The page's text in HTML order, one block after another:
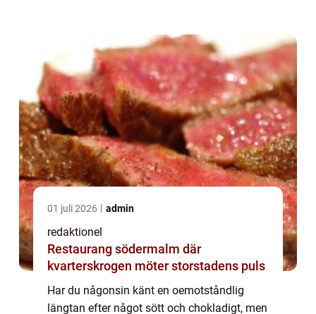
01 juli 2026 admin
redaktionel
Restaurang södermalm där
kvarterskrogen möter storstadens puls
Har du någonsin känt en oemotståndlig
längtan efter något sött och chokladigt, men